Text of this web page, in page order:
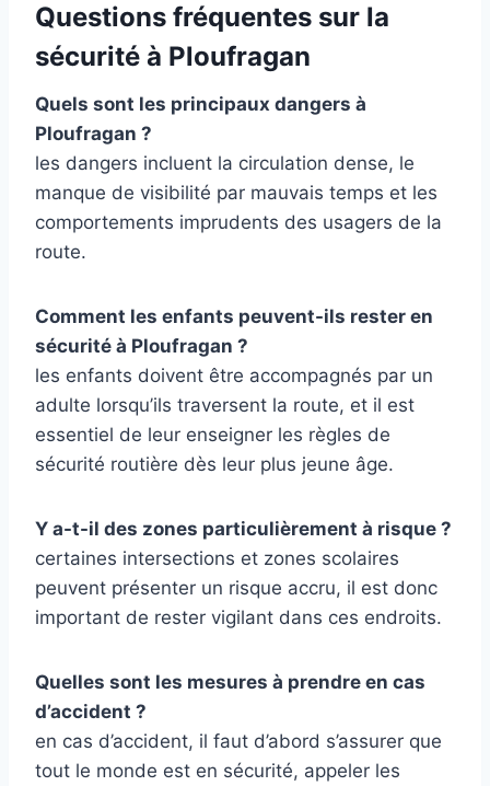
Questions fréquentes sur la
sécurité à Ploufragan
Quels sont les principaux dangers à
Ploufragan ?
les dangers incluent la circulation dense, le
manque de visibilité par mauvais temps et les
comportements imprudents des usagers de la
route.
Comment les enfants peuvent-ils rester en
sécurité à Ploufragan ?
les enfants doivent être accompagnés par un
adulte lorsqu’ils traversent la route, et il est
essentiel de leur enseigner les règles de
sécurité routière dès leur plus jeune âge.
Y a-t-il des zones particulièrement à risque ?
certaines intersections et zones scolaires
peuvent présenter un risque accru, il est donc
important de rester vigilant dans ces endroits.
Quelles sont les mesures à prendre en cas
d’accident ?
en cas d’accident, il faut d’abord s’assurer que
tout le monde est en sécurité, appeler les